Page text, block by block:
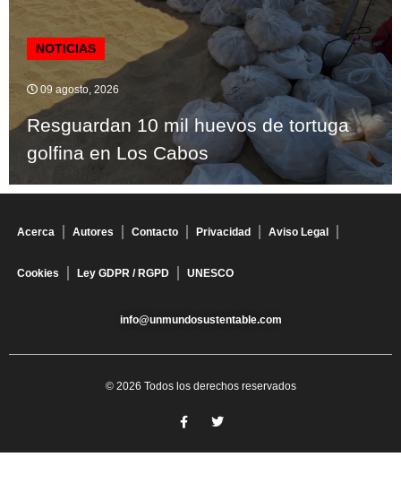
NOTICIAS
09 agosto, 2026
Resguardan 10 mil huevos de tortuga
golfina en Los Cabos
Acerca Autores Contacto Privacidad Aviso Legal
Cookies Ley GDPR / RGPD UNESCO
info@unmundosustentable.com
© 2026 Todos los derechos reservados